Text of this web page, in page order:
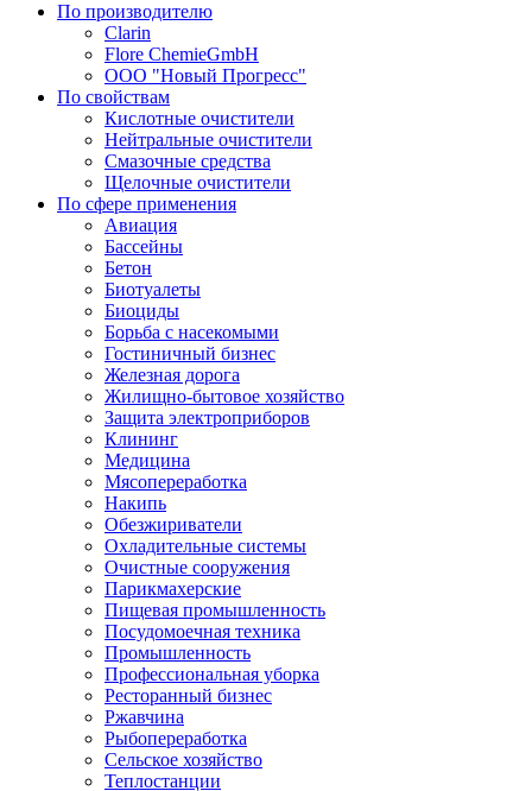
По производителю
Clarin
Flore ChemieGmbH
ООО "Новый Прогресс"
По свойствам
Кислотные очистители
Нейтральные очистители
Смазочные средства
Щелочные очистители
По сфере применения
Авиация
Бассейны
Бетон
Биотуалеты
Биоциды
Борьба с насекомыми
Гостиничный бизнес
Железная дорога
Жилищно-бытовое хозяйство
Защита электроприборов
Клининг
Медицина
Мясопереработка
Накипь
Обезжириватели
Охладительные системы
Очистные сооружения
Парикмахерские
Пищевая промышленность
Посудомоечная техника
Промышленность
Профессиональная уборка
Ресторанный бизнес
Ржавчина
Рыбопереработка
Сельское хозяйство
Теплостанции